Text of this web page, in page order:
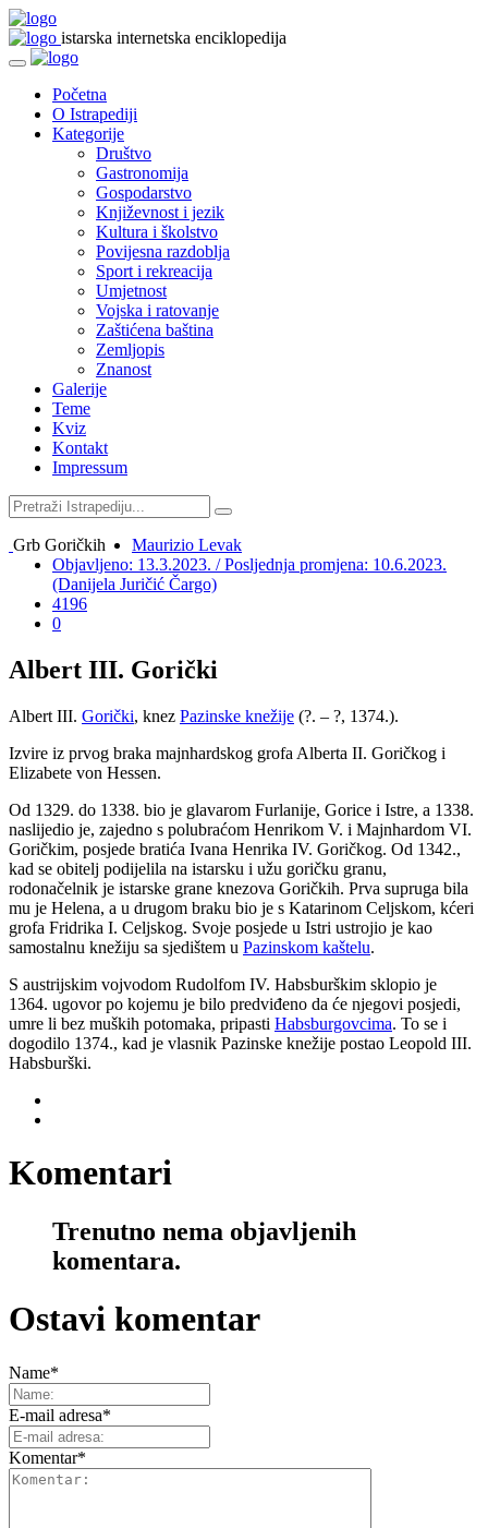
istarska internetska enciklopedija
Početna
O Istrapediji
Kategorije
Društvo
Gastronomija
Gospodarstvo
Književnost i jezik
Kultura i školstvo
Povijesna razdoblja
Sport i rekreacija
Umjetnost
Vojska i ratovanje
Zaštićena baština
Zemljopis
Znanost
Galerije
Teme
Kviz
Kontakt
Impressum
Grb Goričkih
Maurizio Levak
Objavljeno: 13.3.2023. / Posljednja promjena: 10.6.2023.
(Danijela Juričić Čargo)
4196
0
Albert III. Gorički
Albert III. Gorički, knez Pazinske knežije (?. – ?, 1374.).
Izvire iz prvog braka majnhardskog grofa Alberta II. Goričkog i
Elizabete von Hessen.
Od 1329. do 1338. bio je glavarom Furlanije, Gorice i Istre, a 1338.
naslijedio je, zajedno s polubraćom Henrikom V. i Majnhardom VI.
Goričkim, posjede bratića Ivana Henrika IV. Goričkog. Od 1342.,
kad se obitelj podijelila na istarsku i užu goričku granu,
rodonačelnik je istarske grane knezova Goričkih. Prva supruga bila
mu je Helena, a u drugom braku bio je s Katarinom Celjskom, kćeri
grofa Fridrika I. Celjskog. Svoje posjede u Istri ustrojio je kao
samostalnu knežiju sa sjedištem u Pazinskom kaštelu.
S austrijskim vojvodom Rudolfom IV. Habsburškim sklopio je
1364. ugovor po kojemu je bilo predviđeno da će njegovi posjedi,
umre li bez muških potomaka, pripasti Habsburgovcima. To se i
dogodilo 1374., kad je vlasnik Pazinske knežije postao Leopold III.
Habsburški.
Komentari
Trenutno nema objavljenih
komentara.
Ostavi komentar
Name*
E-mail adresa*
Komentar*